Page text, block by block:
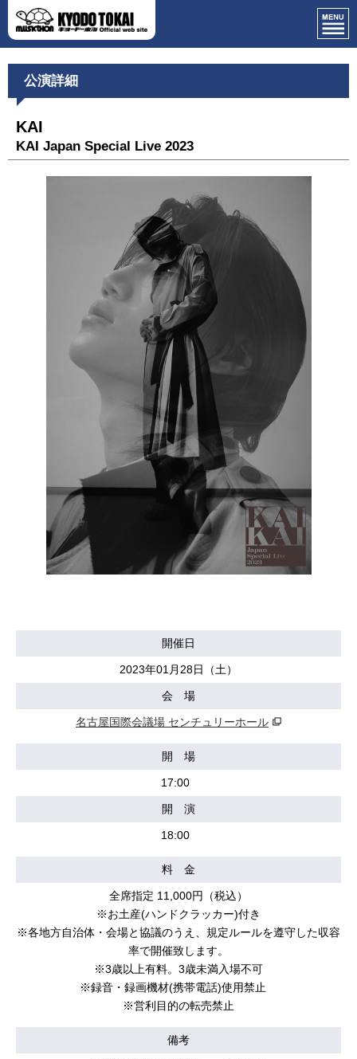
公演詳細
KAI
KAI Japan Special Live 2023
開催日
2023年01月28日（土）
会 場
名古屋国際会議場 センチュリーホール
開 場
17:00
開 演
18:00
料 金
全席指定 11,000円（税込）
※お⼟産(ハンドクラッカー)付き
※各地⽅⾃治体・会場と協議のうえ、規定ルールを遵守した収容
率で開催致します。
※3歳以上有料。3歳未満入場不可
※録音・録画機材(携帯電話)使用禁止
※営利目的の転売禁止
備考